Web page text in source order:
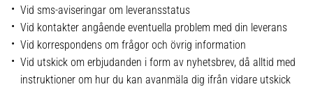
Vid sms-aviseringar om leveransstatus
Vid kontakter angående eventuella problem med din leverans
Vid korrespondens om frågor och övrig information
Vid utskick om erbjudanden i form av nyhetsbrev, då alltid med
instruktioner om hur du kan avanmäla dig ifrån vidare utskick